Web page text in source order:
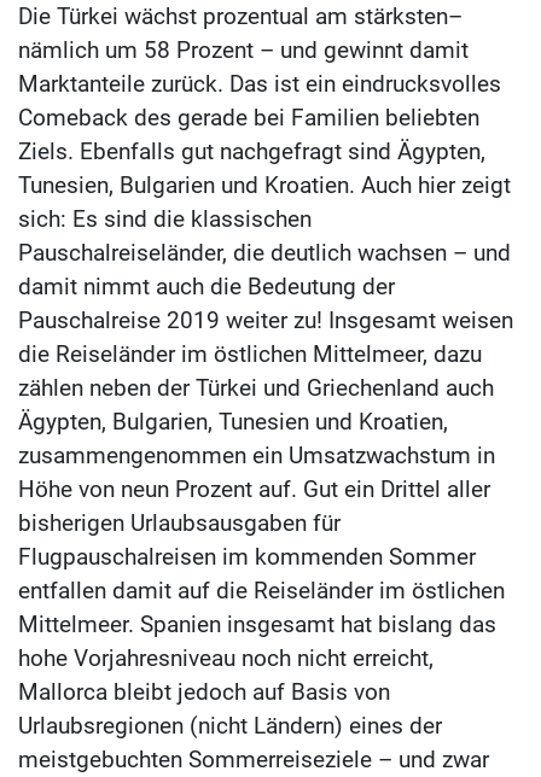
Die Türkei wächst prozentual am stärksten–
nämlich um 58 Prozent – und gewinnt damit
Marktanteile zurück. Das ist ein eindrucksvolles
Comeback des gerade bei Familien beliebten
Ziels. Ebenfalls gut nachgefragt sind Ägypten,
Tunesien, Bulgarien und Kroatien. Auch hier zeigt
sich: Es sind die klassischen
Pauschalreiseländer, die deutlich wachsen – und
damit nimmt auch die Bedeutung der
Pauschalreise 2019 weiter zu! Insgesamt weisen
die Reiseländer im östlichen Mittelmeer, dazu
zählen neben der Türkei und Griechenland auch
Ägypten, Bulgarien, Tunesien und Kroatien,
zusammengenommen ein Umsatzwachstum in
Höhe von neun Prozent auf. Gut ein Drittel aller
bisherigen Urlaubsausgaben für
Flugpauschalreisen im kommenden Sommer
entfallen damit auf die Reiseländer im östlichen
Mittelmeer. Spanien insgesamt hat bislang das
hohe Vorjahresniveau noch nicht erreicht,
Mallorca bleibt jedoch auf Basis von
Urlaubsregionen (nicht Ländern) eines der
meistgebuchten Sommerreiseziele – und zwar